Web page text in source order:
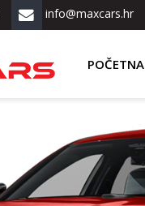
info@maxcars.hr
POČETNA